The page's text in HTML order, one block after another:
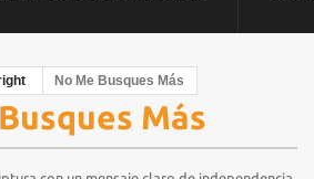
No Me Busques Más
Más